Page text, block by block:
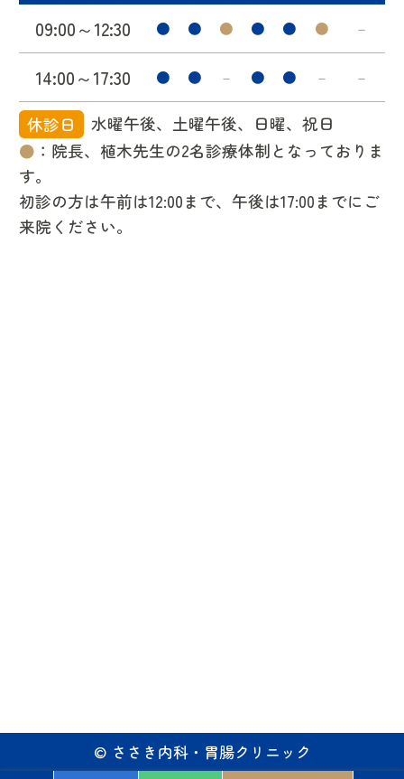
休診日
水曜午後、土曜午後、日曜、祝日
● ：院長、植木先生の2名診療体制となっておりま
す。
初診の方は午前は12:00まで、午後は17:00までにご
来院ください。
09:00～12:30
● ● ● ● ● ● －
14:00～17:30 ● ● － ● ● － －
© ささき内科・胃腸クリニック